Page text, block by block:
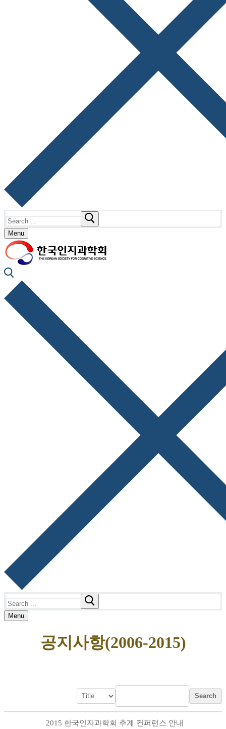
for:
Menu
for:
Menu
공지사항(2006-2015)
Search
2015 한국인지과학회 추계 컨퍼런스 안내